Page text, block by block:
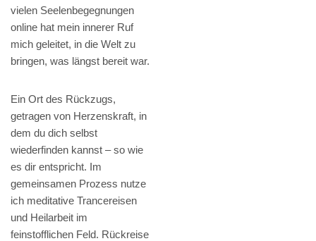
vielen Seelenbegegnungen
online hat mein innerer Ruf
mich geleitet, in die Welt zu
bringen, was längst bereit war.
Ein Ort des Rückzugs,
getragen von Herzenskraft, in
dem du dich selbst
wiederfinden kannst – so wie
es dir entspricht. Im
gemeinsamen Prozess nutze
ich meditative Trancereisen
und Heilarbeit im
feinstofflichen Feld. Rückreise